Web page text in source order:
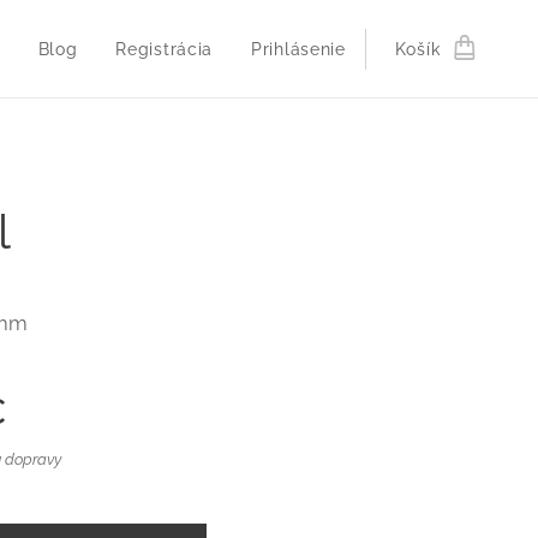
Blog Registrácia Prihlásenie Košík
dopravy